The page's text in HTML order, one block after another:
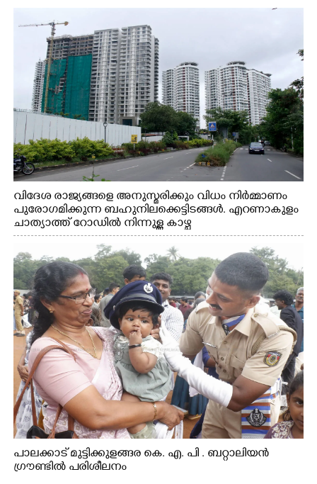
വിദേശ രാജ്യങ്ങളെ അനുസ്മരിക്കും വിധം നിർമ്മാണം
പുരോഗമിക്കുന്ന ബഹുനിലക്കെട്ടിടങ്ങൾ. എറണാകുളം
ചാത്യാത്ത് റോഡിൽ നിന്നുള്ള കാഴ്ച
പാലക്കാട് മുട്ടിക്കുളങ്ങര കെ. എ. പി . ബറ്റാലിയൻ
ഗ്രൗണ്ടിൽ പരിശീലനം